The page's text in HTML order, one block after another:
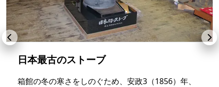
日本最古のストーブ
箱館の冬の寒さをしのぐため、安政3（1856）年、